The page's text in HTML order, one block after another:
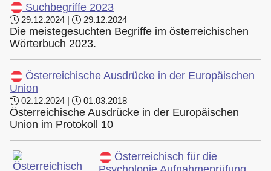
Blog
Suchbegriffe 2023
29.12.2024 | 29.12.2024
Die meistegesuchten Begriffe im österreichischen
Wörterbuch 2023.
Österreichische Ausdrücke in der Europäischen
Union
02.12.2024 | 01.03.2018
Österreichische Ausdrücke in der Europäischen
Union im Protokoll 10
Österreichisch für die